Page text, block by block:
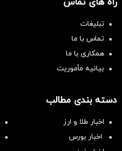
تبلیغات
تماس با ما
همکاری با ما
بیانیه مأموریت
دسته بندی مطالب
اخبار طلا و ارز
اخبار بورس